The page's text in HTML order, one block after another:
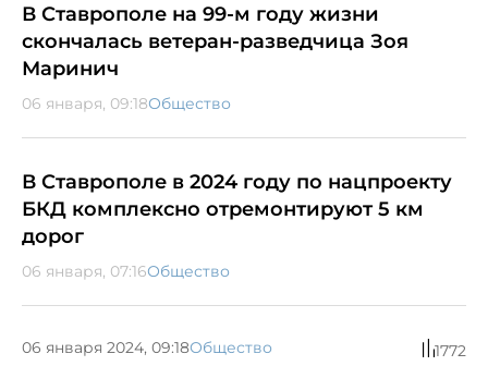
В Ставрополе на 99-м году жизни
скончалась ветеран-разведчица Зоя
Маринич
06 января, 09:18Общество
В Ставрополе в 2024 году по нацпроекту
БКД комплексно отремонтируют 5 км
дорог
06 января, 07:16Общество
06 января 2024, 09:18Общество 1772